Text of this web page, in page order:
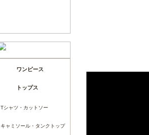
ワンピース
トップス
Tシャツ・カットソー
キャミソール・タンクトップ